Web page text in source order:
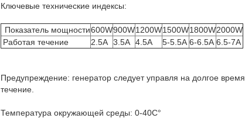
Ключевые технические индексы:
Показатель мощности600W900W1200W1500W1800W2000W
Работая течение
2.5A 3.5A 4.5A 5-5.5A 6-6.5A 6.5-7A
Предупреждение: генератор следует управля на долгое
течение.
Температура окружающей среды: 0-40C°